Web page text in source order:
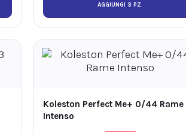
AGGIUNGI 3 PZ.
Koleston Perfect Me+ 0/44 Rame
Intenso